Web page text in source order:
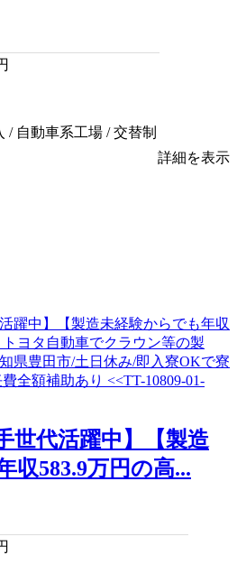
/ 自動車系工場 / 交替制
詳細を表示
世代活躍中】【製造
収583.9万円の高...